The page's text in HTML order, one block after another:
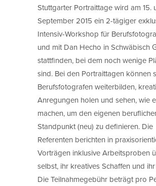
Stuttgarter Portraittage wird am 15.
September 2015 ein 2-tägiger
Intensiv-Workshop für
und mit Dan Hecho in Schwäbisch
stattfinden, bei dem noch wenige
sind. Bei den Portraittagen können
Berufsfotografen weiterbilden,
Anregungen holen und sehen, wie
machen, um den eigenen
Standpunkt (neu) zu definieren. Die
Referenten berichten in
Vorträgen inklusive Arbeitsproben
selbst, ihr kreatives Schaffen und
Die Teilnahmegebühr beträgt pro